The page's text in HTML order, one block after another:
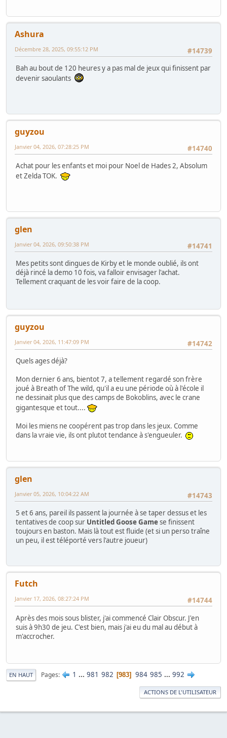
Ashura
#14739
Décembre 28, 2025, 09:55:12 PM
Bah au bout de 120 heures y a pas mal de jeux qui finissent par
devenir saoulants
guyzou
#14740
Janvier 04, 2026, 07:28:25 PM
Achat pour les enfants et moi pour Noel de Hades 2, Absolum
et Zelda TOK.
glen
#14741
Janvier 04, 2026, 09:50:38 PM
Mes petits sont dingues de Kirby et le monde oublié, ils ont
déjà rincé la demo 10 fois, va falloir envisager l'achat.
Tellement craquant de les voir faire de la coop.
guyzou
#14742
Janvier 04, 2026, 11:47:09 PM
Quels ages déjà?
Mon dernier 6 ans, bientot 7, a tellement regardé son frère
joué à Breath of The wild, qu'il a eu une période où à l'école il
ne dessinait plus que des camps de Bokoblins, avec le crane
gigantesque et tout....
Moi les miens ne coopérent pas trop dans les jeux. Comme
dans la vraie vie, ils ont plutot tendance à s'engueuler.
glen
#14743
Janvier 05, 2026, 10:04:22 AM
5 et 6 ans, pareil ils passent la journée à se taper dessus et les
tentatives de coop sur Untitled Goose Gamese finissent
toujours en baston. Mais là tout est fluide (et si un perso traîne
un peu, il est téléporté vers l'autre joueur)
Futch
#14744
Janvier 17, 2026, 08:27:24 PM
Après des mois sous blister, j'ai commencé Clair Obscur. J'en
suis à 9h30 de jeu. C'est bien, mais j'ai eu du mal au début à
m'accrocher.
EN HAUT Pages 1 ... 981 982 983 984 985 ... 992
ACTIONS DE L'UTILISATEUR